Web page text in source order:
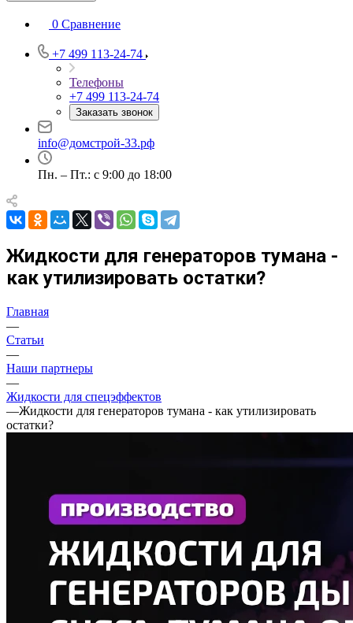
0 Сравнение
+7 499 113-24-74
Телефоны
+7 499 113-24-74
Заказать звонок
info@домстрой-33.рф
Пн. – Пт.: с 9:00 до 18:00
Жидкости для генераторов тумана -
как утилизировать остатки?
Главная
—
Статьи
—
Наши партнеры
—
Жидкости для спецэффектов
—Жидкости для генераторов тумана - как утилизировать
остатки?